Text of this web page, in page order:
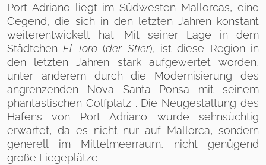
Port Adriano liegt im Südwesten Mallorcas, eine
Gegend, die sich in den letzten Jahren konstant
weiterentwickelt hat. Mit seiner Lage in dem
StädtchenEl Toro(der Stier), ist diese Region in
den letzten Jahren stark aufgewertet worden,
unter anderem durch die Modernisierung des
angrenzenden Nova Santa Ponsa mit seinem
phantastischen Golfplatz . Die Neugestaltung des
Hafens von Port Adriano wurde sehnsüchtig
erwartet, da es nicht nur auf Mallorca, sondern
generell im Mittelmeerraum, nicht genügend
große Liegeplätze.